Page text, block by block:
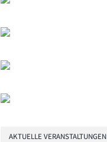
AKTUELLE VERANSTALTUNGEN